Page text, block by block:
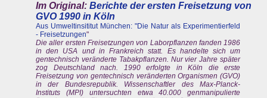
Im Original: Berichte der ersten Freisetzung von
GVO 1990 in Köln
Aus Umweltinsititut München: "Die Natur als Experimentierfeld
- Freisetzungen"
Die aller ersten Freisetzungen von Laborpflanzen fanden 1986
in den USA und in Frankreich statt. Es handelte sich um
gentechnisch veränderte Tabakpflanzen. Nur vier Jahre später
zog Deutschland nach. 1990 erfolgte in Köln die erste
Freisetzung von gentechnisch veränderten Organismen (GVO)
in der Bundesrepublik. Wissenschaftler des Max-Planck-
Instituts (MPI) untersuchten etwa 40.000 genmanipulierte